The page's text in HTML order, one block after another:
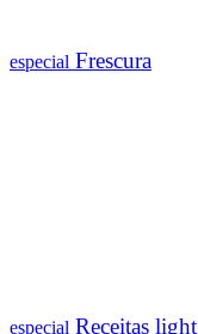
especial Frescura
especial Receitas light